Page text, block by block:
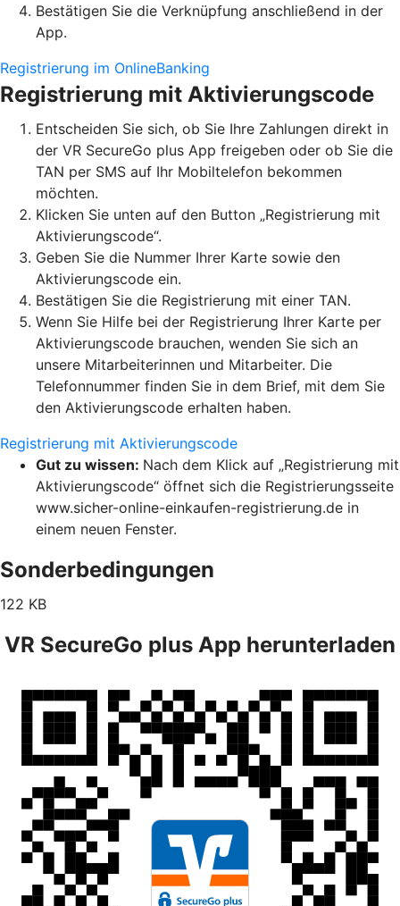
Bestätigen Sie die Verknüpfung anschließend in der
App.
Registrierung im OnlineBanking
Registrierung mit Aktivierungscode
Entscheiden Sie sich, ob Sie Ihre Zahlungen direkt in
der VR SecureGo plus App freigeben oder ob Sie die
TAN per SMS auf Ihr Mobiltelefon bekommen
möchten.
Klicken Sie unten auf den Button „Registrierung mit
Aktivierungscode“.
Geben Sie die Nummer Ihrer Karte sowie den
Aktivierungscode ein.
Bestätigen Sie die Registrierung mit einer TAN.
Wenn Sie Hilfe bei der Registrierung Ihrer Karte per
Aktivierungscode brauchen, wenden Sie sich an
unsere Mitarbeiterinnen und Mitarbeiter. Die
Telefonnummer finden Sie in dem Brief, mit dem Sie
den Aktivierungscode erhalten haben.
Registrierung mit Aktivierungscode
Gut zu wissen: Nach dem Klick auf „Registrierung mit
Aktivierungscode“ öffnet sich die Registrierungsseite
www.sicher-online-einkaufen-registrierung.de in
einem neuen Fenster.
Sonderbedingungen
122 KB
VR SecureGo plus App herunterladen